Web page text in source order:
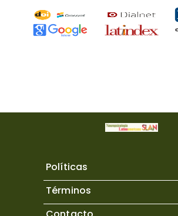
Políticas
Términos